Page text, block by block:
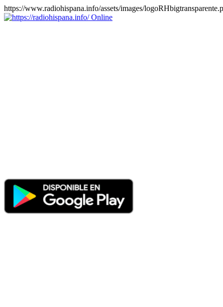
https://www.radiohispana.info/assets/images/
Online